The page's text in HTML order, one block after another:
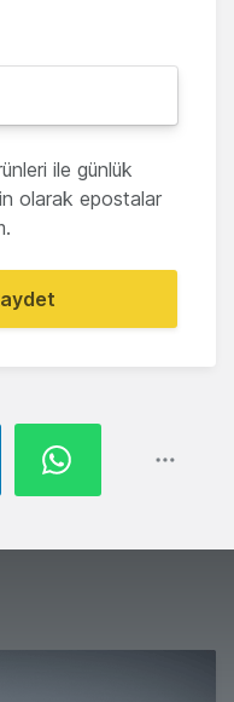
ile günlük
olarak epostalar